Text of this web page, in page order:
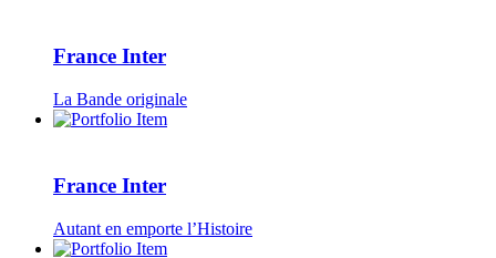
France Inter
La Bande originale
France Inter
Autant en emporte l’Histoire